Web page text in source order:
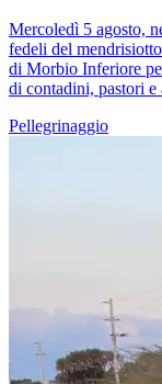
Mercoledì 5 agosto,
fedeli del
di Morbio Inferiore
di contadini, pastori e
Pellegrinaggio